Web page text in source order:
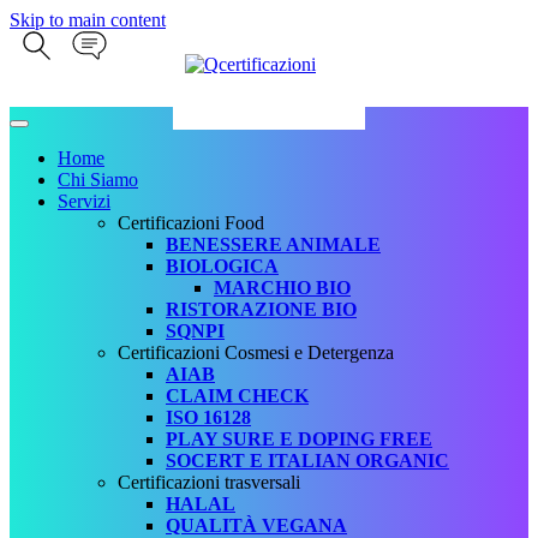
Skip to main content
Home
Chi Siamo
Servizi
Certificazioni Food
BENESSERE ANIMALE
BIOLOGICA
MARCHIO BIO
RISTORAZIONE BIO
SQNPI
Certificazioni Cosmesi e Detergenza
AIAB
CLAIM CHECK
ISO 16128
PLAY SURE E DOPING FREE
SOCERT E ITALIAN ORGANIC
Certificazioni trasversali
HALAL
QUALITÀ VEGANA